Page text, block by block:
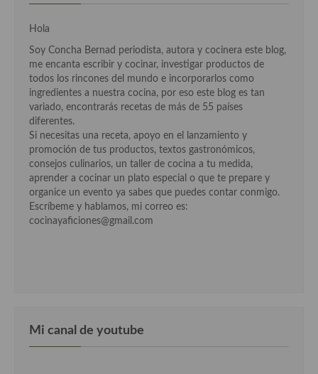
Cocina Turca
Hola
Soy Concha Bernad periodista, autora y cocinera este blog,
me encanta escribir y cocinar, investigar productos de
todos los rincones del mundo e incorporarlos como
ingredientes a nuestra cocina, por eso este blog es tan
variado, encontrarás recetas de más de 55 países
diferentes.
Si necesitas una receta, apoyo en el lanzamiento y
promoción de tus productos, textos gastronómicos,
consejos culinarios, un taller de cocina a tu medida,
aprender a cocinar un plato especial o que te prepare y
organice un evento ya sabes que puedes contar conmigo.
Escríbeme y hablamos, mi correo es:
cocinayaficiones@gmail.com
Mi canal de youtube